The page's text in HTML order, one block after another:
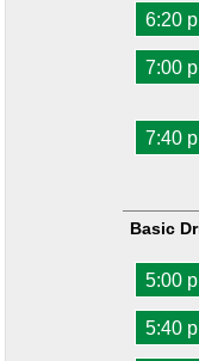
6:20
7:00
7:40
Basic
5:00
5:40